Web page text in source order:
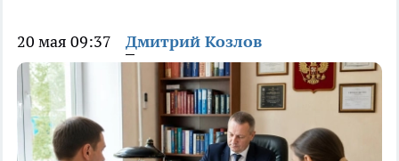
20 мая 09:37 Дмитрий Козлов